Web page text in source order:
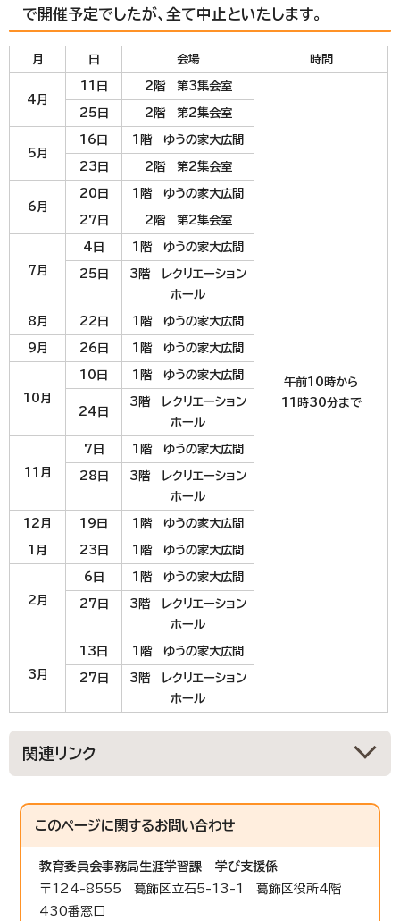
で開催予定でしたが、全て中止といたします。
月 日 会場 時間
4月
11日 2階 第3集会室
午前10時から
11時30分まで
25日 2階 第2集会室
5月
16日 1階 ゆうの家大広間
23日 2階 第2集会室
6月
20日 1階 ゆうの家大広間
27日 2階 第2集会室
7月
4日 1階 ゆうの家大広間
25日
3階 レクリエーション
ホール
8月 22日 1階 ゆうの家大広間
9月 26日 1階 ゆうの家大広間
10月
10日 1階 ゆうの家大広間
24日
3階 レクリエーション
ホール
11月
7日 1階 ゆうの家大広間
28日
3階 レクリエーション
ホール
12月 19日 1階 ゆうの家大広間
1月 23日 1階 ゆうの家大広間
2月
6日 1階 ゆうの家大広間
27日
3階 レクリエーション
ホール
3月
13日 1階 ゆうの家大広間
27日
3階 レクリエーション
ホール
関連リンク
このページに関するお問い合わせ
教育委員会事務局生涯学習課
学び支援係
〒124-8555 葛飾区立石5-13-1 葛飾区役所4階
430番窓口